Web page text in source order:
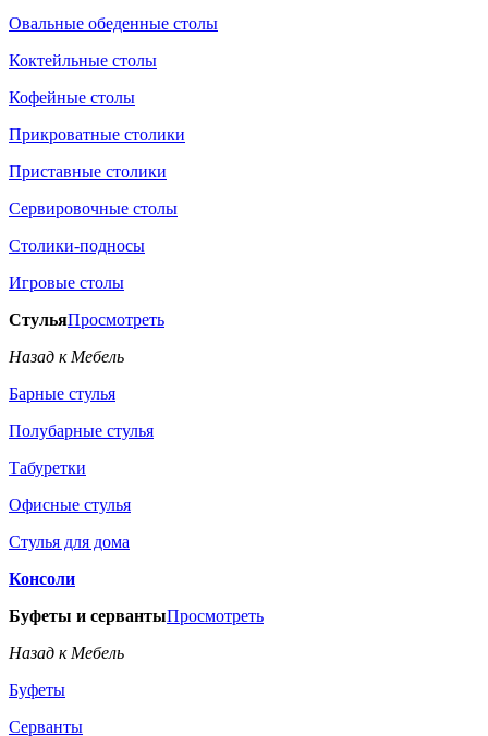
Овальные обеденные столы
Коктейльные столы
Кофейные столы
Прикроватные столики
Приставные столики
Сервировочные столы
Столики-подносы
Игровые столы
СтульяПросмотреть
Назад к Мебель
Барные стулья
Полубарные стулья
Табуретки
Офисные стулья
Стулья для дома
Консоли
Буфеты и сервантыПросмотреть
Назад к Мебель
Буфеты
Серванты